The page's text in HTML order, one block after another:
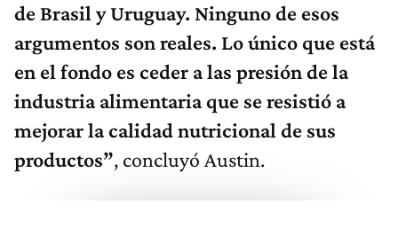
de Brasil y Uruguay. Ninguno de esos
argumentos son reales. Lo único que está
en el fondo es ceder a las presión de la
industria alimentaria que se resistió a
mejorar la calidad nutricional de sus
productos”, concluyó Austin.